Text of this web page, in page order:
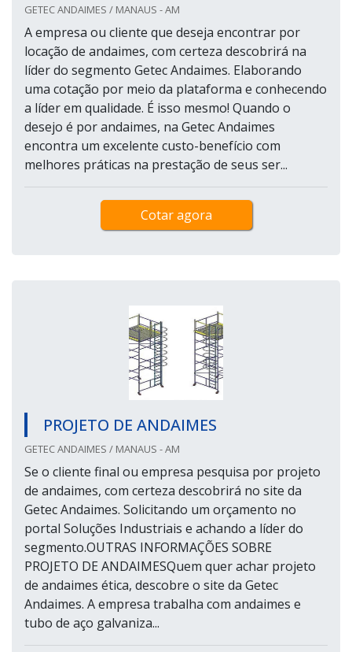
GETEC ANDAIMES / MANAUS - AM
A empresa ou cliente que deseja encontrar por
locação de andaimes, com certeza descobrirá na
líder do segmento Getec Andaimes. Elaborando
uma cotação por meio da plataforma e conhecendo
a líder em qualidade. É isso mesmo! Quando o
desejo é por andaimes, na Getec Andaimes
encontra um excelente custo-benefício com
melhores práticas na prestação de seus ser...
Cotar agora
PROJETO DE ANDAIMES
GETEC ANDAIMES / MANAUS - AM
Se o cliente final ou empresa pesquisa por projeto
de andaimes, com certeza descobrirá no site da
Getec Andaimes. Solicitando um orçamento no
portal Soluções Industriais e achando a líder do
segmento.OUTRAS INFORMAÇÕES SOBRE
PROJETO DE ANDAIMESQuem quer achar projeto
de andaimes ética, descobre o site da Getec
Andaimes. A empresa trabalha com andaimes e
tubo de aço galvaniza...